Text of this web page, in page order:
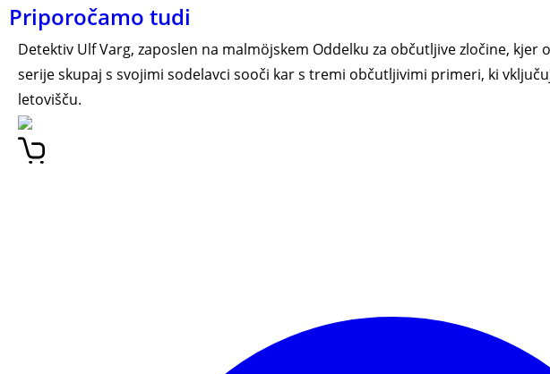
Priporočamo tudi
Detektiv Ulf Varg, zaposlen na malmöjskem Oddelku za občutljive zločine,
serije skupaj s svojimi sodelavci sooči kar s tremi občutljivimi primeri, ki
letovišču.